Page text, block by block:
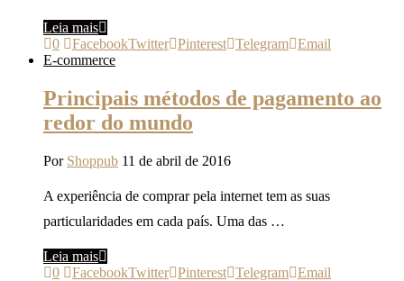
Leia mais
0
FacebookTwitter Pinterest Telegram Email
E-commerce
Principais métodos de pagamento ao
redor do mundo
Por Shoppub 11 de abril de 2016
A experiência de comprar pela internet tem as suas
particularidades em cada país. Uma das …
Leia mais
0
FacebookTwitter Pinterest Telegram Email